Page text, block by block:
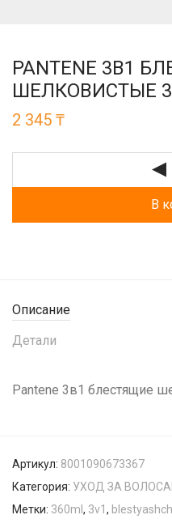
PANTENE 3В1
ШЕЛКОВИСТЫЕ
2 345 ₸
В
Описание
Детали
Pantene 3в1 блестящие
Артикул: 8001090673367
Категория: УХОД ЗА
Метки: 360ml , 3v1 ,